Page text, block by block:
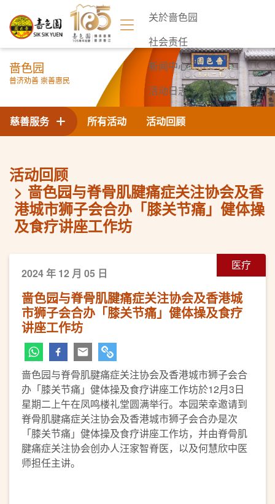
关於啬色园
社会责任
新闻中心
活动日志
联络我们
啬色园
普济劝善 崇善惠民
所有活动 活动回顾
慈善服务
活动回顾
啬色园与脊骨肌腱痛症关注协会及香
港城市狮子会合办「膝关节痛」健体操
及食疗讲座工作坊
医疗
2024 年 12 月 05 日
啬色园与脊骨肌腱痛症关注协会及香港城
市狮子会合办「膝关节痛」健体操及食疗
讲座工作坊
啬色园与脊骨肌腱痛症关注协会及香港城市狮子会合
办「膝关节痛」健体操及食疗讲座工作坊於12月3日
星期二上午在凤鸣楼礼堂圆满举行。本园荣幸邀请到
脊骨肌腱痛症关注协会及香港城市狮子会合办是次
「膝关节痛」健体操及食疗讲座工作坊，并由脊骨肌
腱痛症关注协会创办人汪家智脊医，以及何慧欣中医
师担任主讲。